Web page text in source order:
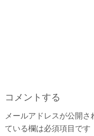
コメントする
メールアドレスが公開さ
ている欄は必須項目です